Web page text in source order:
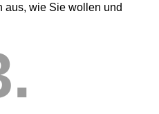
aus, wie Sie wollen und